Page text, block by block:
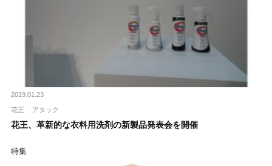
2019.01.23
花王 アタック
花王、革新的な衣料用洗剤の新製品発表会を開催
特集